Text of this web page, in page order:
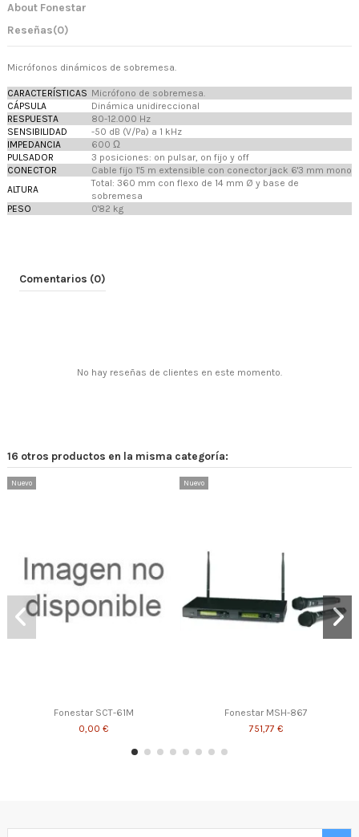
About Fonestar
Reseñas(0)
Micrófonos dinámicos de sobremesa.
CARACTERÍSTICAS Micrófono de sobremesa.
CÁPSULA
Dinámica unidireccional
RESPUESTA
80-12.000 Hz
SENSIBILIDAD
-50 dB (V/Pa) a 1 kHz
IMPEDANCIA
600 Ω
PULSADOR
3 posiciones: on pulsar, on fijo y off
CONECTOR
Cable fijo 1'5 m extensible con conector jack 6'3 mm mono
ALTURA
Total: 360 mm con flexo de 14 mm Ø y base de
sobremesa
PESO
0'82 kg
Comentarios (0)
No hay reseñas de clientes en este momento.
16 otros productos en la misma categoría:
Nuevo
Fonestar SCT-61M
0,00 €
Nuevo
Fonestar MSH-867
751,77 €